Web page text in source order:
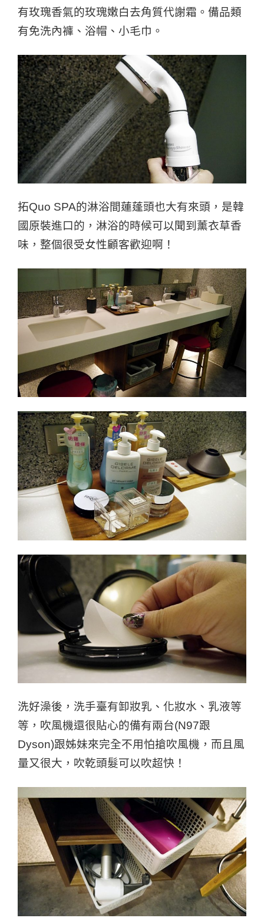
有玫瑰香氣的玫瑰嫩白去角質代謝霜。備品類
有免洗內褲、浴帽、小毛巾。
拓Quo SPA的淋浴間蓮蓬頭也大有來頭，是韓
國原裝進口的，淋浴的時候可以聞到薰衣草香
味，整個很受女性顧客歡迎啊！
洗好澡後，洗手臺有卸妝乳、化妝水、乳液等
等，吹風機還很貼心的備有兩台(N97跟
Dyson)跟姊妹來完全不用怕搶吹風機，而且風
量又很大，吹乾頭髮可以吹超快！